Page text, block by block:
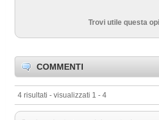
Trovi utile questa
COMMENTI
4 risultati - visualizzati 1 - 4